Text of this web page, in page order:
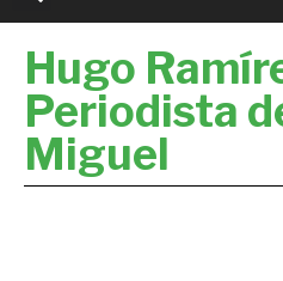
Hugo
Periodista
Miguel